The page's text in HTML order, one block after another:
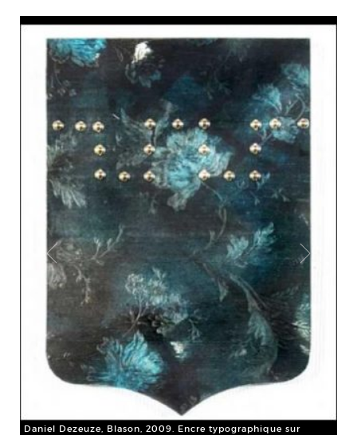
Daniel Dezeuze, Blason, 2009. Encre typographique sur